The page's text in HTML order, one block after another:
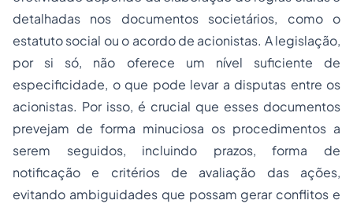
detalhadas nos documentos societários, como o
estatuto social ou o acordo de acionistas. A legislação,
por si só, não oferece um nível suficiente de
especificidade, o que pode levar a disputas entre os
acionistas. Por isso, é crucial que esses documentos
prevejam de forma minuciosa os procedimentos a
serem seguidos, incluindo prazos, forma de
notificação e critérios de avaliação das ações,
evitando ambiguidades que possam gerar conflitos e